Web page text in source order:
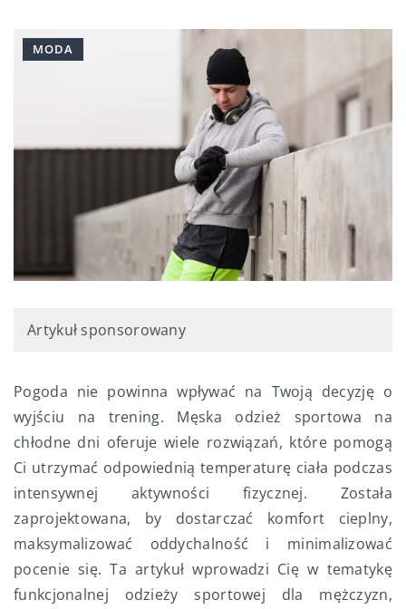
MODA
Artykuł sponsorowany
Pogoda nie powinna wpływać na Twoją decyzję o
wyjściu na trening. Męska odzież sportowa na
chłodne dni oferuje wiele rozwiązań, które pomogą
Ci utrzymać odpowiednią temperaturę ciała podczas
intensywnej aktywności fizycznej. Została
zaprojektowana, by dostarczać komfort cieplny,
maksymalizować oddychalność i minimalizować
pocenie się. Ta artykuł wprowadzi Cię w tematykę
funkcjonalnej odzieży sportowej dla mężczyzn,